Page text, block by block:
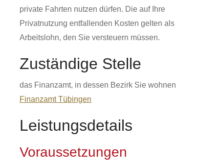
private Fahrten nutzen dürfen. Die auf Ihre
Privatnutzung entfallenden Kosten gelten als
Arbeitslohn, den Sie versteuern müssen.
Zuständige Stelle
das Finanzamt, in dessen Bezirk Sie wohnen
Finanzamt Tübingen
Leistungsdetails
Voraussetzungen